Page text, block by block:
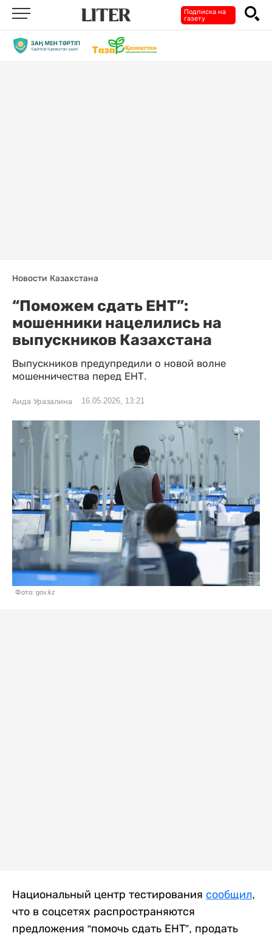
Подписка на
газету
Новости Казахстана
“Поможем сдать ЕНТ”:
мошенники нацелились на
выпускников Казахстана
Выпускников предупредили о новой волне
мошенничества перед ЕНТ.
Аида Уразалина 16.05.2026, 13:21
Фото: gov.kz
Национальный центр тестирования сообщил,
что в соцсетях распространяются
предложения “помочь сдать ЕНТ”, продать